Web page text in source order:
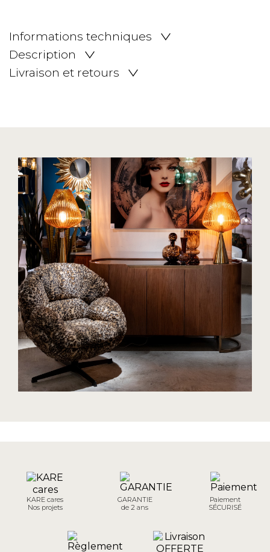
Informations techniques
Description
Livraison et retours
KARE cares
Nos projets
GARANTIE
de 2 ans
Paiement
SÉCURISÉ